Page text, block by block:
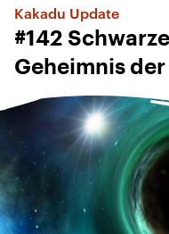
Kakadu Update
#142
Geheimnis